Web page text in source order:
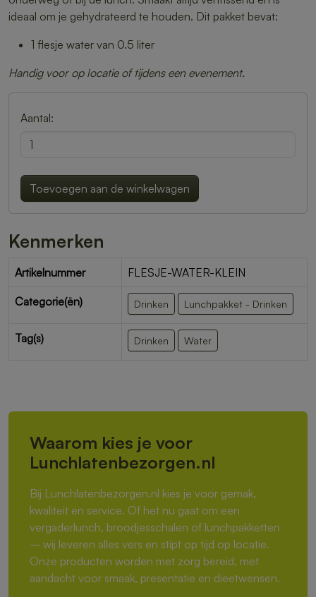
ideaal om je gehydrateerd te houden. Dit pakket bevat:
1 flesje water van 0.5 liter
Handig voor op locatie of tijdens een evenement.
Aantal:
Toevoegen aan de winkelwagen
Kenmerken
Artikelnummer FLESJE-WATER-KLEIN
Categorie(ën) Drinken Lunchpakket - Drinken
Tag(s) Drinken Water
Waarom kies je voor
Lunchlatenbezorgen.nl
Bij Lunchlatenbezorgen.nl kies je voor gemak,
kwaliteit en service. Of het nu gaat om een
vergaderlunch, broodjesschalen of lunchpakketten
– wij leveren alles vers en stipt op tijd op locatie.
Onze producten worden met zorg bereid, met
aandacht voor smaak, presentatie en dieetwensen.